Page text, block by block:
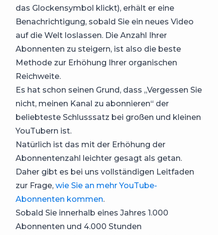
das Glockensymbol klickt), erhält er eine
Benachrichtigung, sobald Sie ein neues Video
auf die Welt loslassen. Die Anzahl Ihrer
Abonnenten zu steigern, ist also die beste
Methode zur Erhöhung Ihrer organischen
Reichweite.
Es hat schon seinen Grund, dass „Vergessen Sie
nicht, meinen Kanal zu abonnieren“ der
beliebteste Schlusssatz bei großen und kleinen
YouTubern ist.
Natürlich ist das mit der Erhöhung der
Abonnentenzahl leichter gesagt als getan.
Daher gibt es bei uns vollständigen Leitfaden
zur Frage, wie Sie an mehr YouTube-
Abonnenten kommen.
Sobald Sie innerhalb eines Jahres 1.000
Abonnenten und 4.000 Stunden